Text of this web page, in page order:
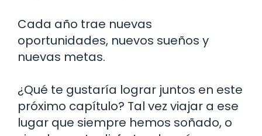
Cada año trae nuevas
oportunidades, nuevos sueños y
nuevas metas.
¿Qué te gustaría lograr juntos en este
próximo capítulo? Tal vez viajar a ese
lugar que siempre hemos soñado, o